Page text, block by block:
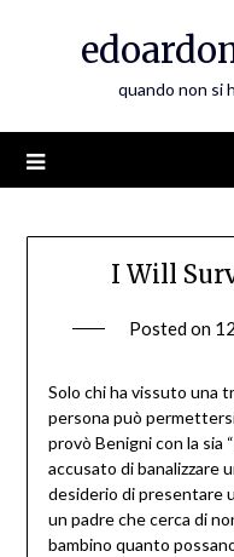
quando non si
I Will
Posted on
Solo chi ha vissuto una
persona può
provò Benigni con la sia
accusato di banalizzare
desiderio di presentare
un padre che cerca di
bambino quanto